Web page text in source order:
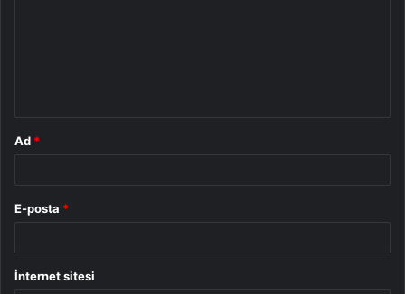
Ad *
E-posta *
İnternet sitesi